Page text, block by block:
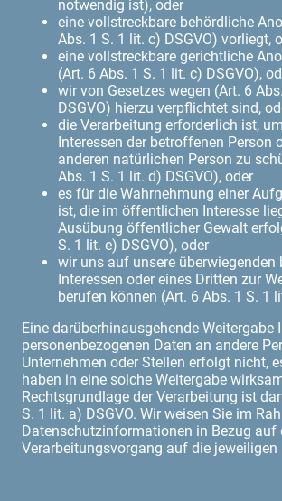
notwendig ist), oder
eine vollstreckbare behördliche
Abs. 1 S. 1 lit. c) DSGVO) vorliegt,
eine vollstreckbare gerichtliche
(Art. 6 Abs. 1 S. 1 lit. c) DSGVO),
wir von Gesetzes wegen (Art. 6
DSGVO) hierzu verpflichtet sind,
die Verarbeitung erforderlich ist,
Interessen der betroffenen Person
anderen natürlichen Person zu
Abs. 1 S. 1 lit. d) DSGVO), oder
es für die Wahrnehmung einer
ist, die im öffentlichen Interesse
Ausübung öffentlicher Gewalt
S. 1 lit. e) DSGVO), oder
wir uns auf unsere überwiegenden
Interessen oder eines Dritten zur
berufen können (Art. 6 Abs. 1 S. 1
Eine darüberhinausgehende Weitergabe
personenbezogenen Daten an andere
Unternehmen oder Stellen erfolgt nicht,
haben in eine solche Weitergabe
Rechtsgrundlage der Verarbeitung ist
S. 1 lit. a) DSGVO. Wir weisen Sie im
Datenschutzinformationen in Bezug auf
Verarbeitungsvorgang auf die jeweiligen